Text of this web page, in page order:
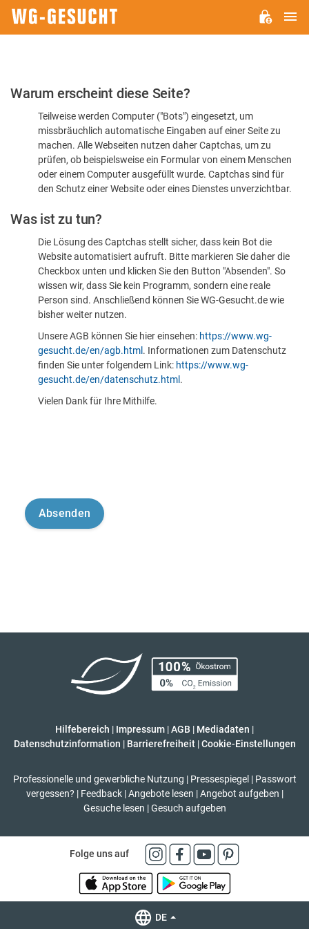
Bitte
dass
sind
Warum erscheint diese Seite?
Teilweise werden Computer ("Bots") eingesetzt, um
missbräuchlich automatische Eingaben auf einer Seite zu
machen. Alle Webseiten nutzen daher Captchas, um zu
prüfen, ob beispielsweise ein Formular von einem Menschen
oder einem Computer ausgefüllt wurde. Captchas sind für
den Schutz einer Website oder eines Dienstes unverzichtbar.
Was ist zu tun?
Die Lösung des Captchas stellt sicher, dass kein Bot die
Website automatisiert aufruft. Bitte markieren Sie daher die
Checkbox unten und klicken Sie den Button "Absenden". So
wissen wir, dass Sie kein Programm, sondern eine reale
Person sind. Anschließend können Sie WG-Gesucht.de wie
bisher weiter nutzen.
Unsere AGB können Sie hier einsehen: https://www.wg-
gesucht.de/en/agb.html . Informationen zum Datenschutz
finden Sie unter folgendem Link: https://www.wg-
gesucht.de/en/datenschutz.html .
Vielen Dank für Ihre Mithilfe.
Hilfebereich | Impressum |AGB | Mediadaten |
Datenschutzinformation | Barrierefreiheit | Cookie-Einstellungen
Professionelle und gewerbliche Nutzung | Pressespiegel | Passwort
vergessen? | Feedback | Angebote lesen | Angebot aufgeben |
Gesuche lesen | Gesuch aufgeben
Folge uns auf
DE